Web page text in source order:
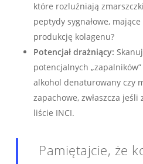
które rozluźniają
peptydy sygnałowe,
produkcję kolagenu?
Potencjał drażniący:
potencjalnych
alkohol denaturowany czy
zapachowe, zwłaszcza
liście INCI.
Pamiętajcie, że